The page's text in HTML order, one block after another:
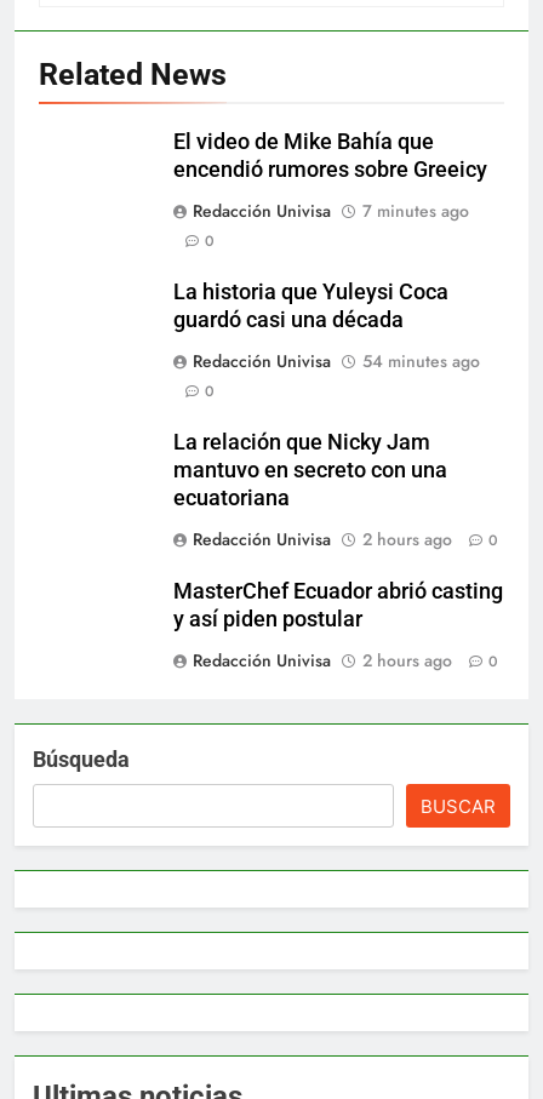
Related News
El video de Mike Bahía que
encendió rumores sobre Greeicy
Redacción Univisa
7 minutes ago
0
La historia que Yuleysi Coca
guardó casi una década
Redacción Univisa
54 minutes ago
0
La relación que Nicky Jam
mantuvo en secreto con una
ecuatoriana
Redacción Univisa
2 hours ago 0
MasterChef Ecuador abrió casting
y así piden postular
Redacción Univisa
2 hours ago 0
Búsqueda
BUSCAR